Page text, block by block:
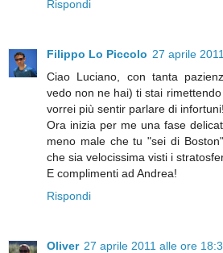
Rispondi
Filippo Lo Piccolo 27 aprile
Ciao Luciano, con tanta
vedo non ne hai) ti stai
vorrei più sentir parlare di infortuni!
Ora inizia per me una fase
meno male che tu "sei di
che sia velocissima visti i
E complimenti ad Andrea!
Rispondi
Oliver 27 aprile 2011 alle ore